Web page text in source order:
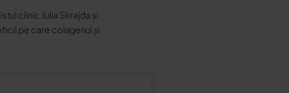
clinic Julia Skrajda și
pe care colagenul și